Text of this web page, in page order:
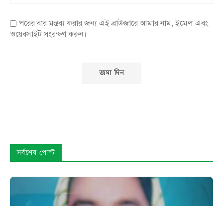
পরের বার মন্তব্য করার জন্য এই ব্রাউজারে আমার নাম, ইমেল এবং
ওয়েবসাইট সংরক্ষণ করুন।
সর্বশেষ পোস্ট